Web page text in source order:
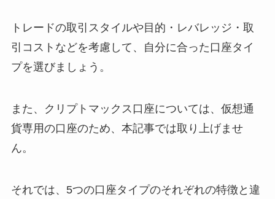
トレードの取引スタイルや目的・レバレッジ・取
引コストなどを考慮して、自分に合った口座タイ
プを選びましょう。
また、クリプトマックス口座については、仮想通
貨専用の口座のため、本記事では取り上げませ
ん。
それでは、5つの口座タイプのそれぞれの特徴と違